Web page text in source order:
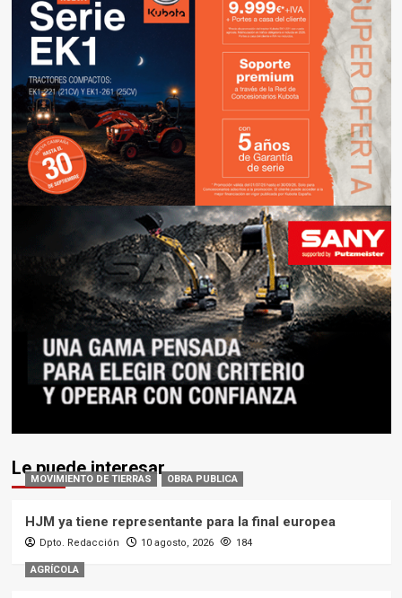
Le puede interesar
MOVIMIENTO DE TIERRAS OBRA PUBLICA
HJM ya tiene representante para la final europea
Dpto. Redacción 10 agosto, 2026 184
AGRÍCOLA